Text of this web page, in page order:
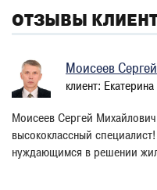
ОТЗЫВЫ
Моисеев
клиент:
Моисеев Сергей
высококлассный
нуждающимся в решении